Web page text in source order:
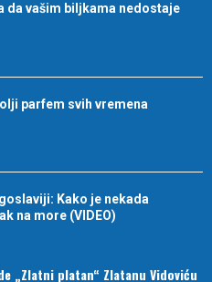
da vašim biljkama nedostaje
parfem svih vremena
Kako je nekada
na more (VIDEO)
„Zlatni platan“ Zlatanu Vidoviću